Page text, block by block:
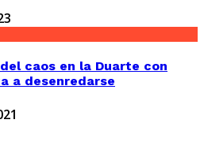
caos en la Duarte con
a desenredarse